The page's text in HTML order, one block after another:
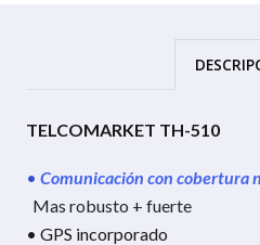
TELCOMARKET TH-510
• Comunicación con cobertura
Mas robusto + fuerte
• GPS incorporado